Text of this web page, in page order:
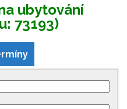
ubytování
73193)